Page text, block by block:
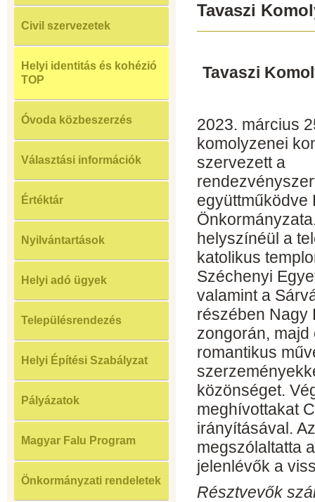
Civil szervezetek
Helyi identitás és kohézió
TOP
Óvoda közbeszerzés
Választási információk
Értéktár
Nyilvántartások
Helyi adó ügyek
Településrendezés
Helyi Építési Szabályzat
Pályázatok
Magyar Falu Program
Önkormányzati rendeletek
Tavaszi
Tavaszi
2023. március
komolyzenei
szervezett a
együttműködve
helyszínéül a
katolikus
Széchenyi
valamint a
részében Nagy
zongorán,
romantikus
közönséget.
meghívottakat
irányításával.
megszólaltatta
jelenlévők a
Résztvevők